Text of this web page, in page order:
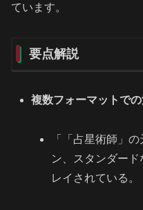
ています。
要点解説
複数フォーマットで
「「占星術師」
ン、スタンダー
レイされている。